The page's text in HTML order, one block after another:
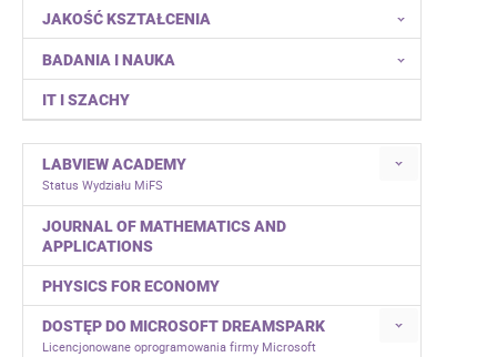
JAKOŚĆ KSZTAŁCENIA
BADANIA I NAUKA
IT I SZACHY
LABVIEW ACADEMY
Status Wydziału MiFS
JOURNAL OF MATHEMATICS AND
APPLICATIONS
PHYSICS FOR ECONOMY
DOSTĘP DO MICROSOFT DREAMSPARK
Licencjonowane oprogramowania firmy Microsoft